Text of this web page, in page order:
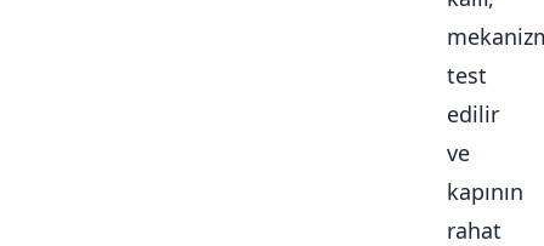
test
edilir
ve
kapının
rahat